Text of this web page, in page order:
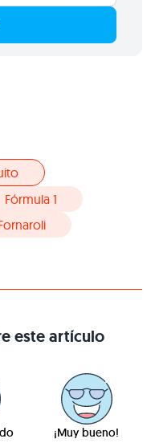
Fórmula 1
este artículo
¡Muy bueno!